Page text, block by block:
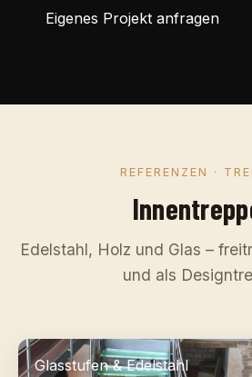
Eigenes Projekt anfragen
REFERENZEN ·
Edelstahl, Holz und Glas –
und als
Glasstufen & Edelstahl